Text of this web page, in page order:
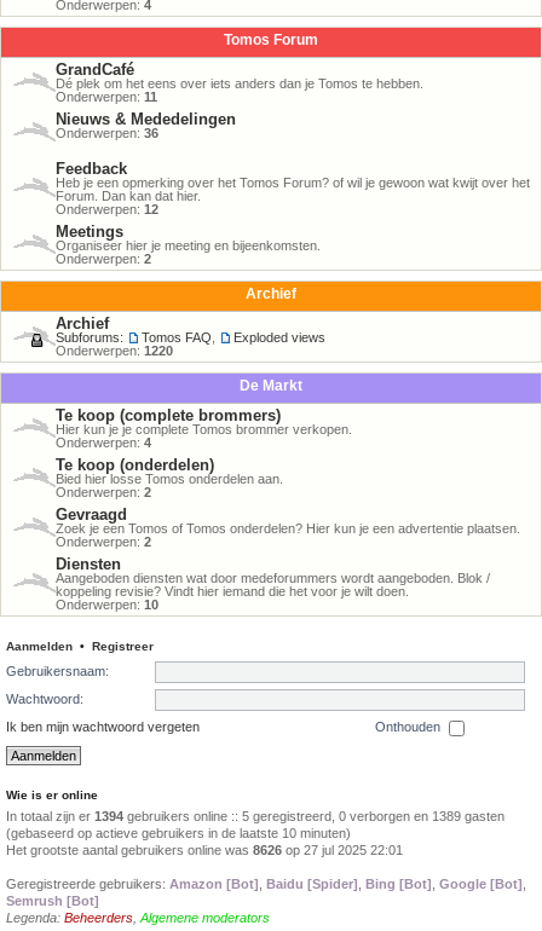
Onderwerpen: 4
Tomos Forum
GrandCafé
Dé plek om het eens over iets anders dan je Tomos te hebben.
Onderwerpen: 11
Nieuws & Mededelingen
Onderwerpen: 36
Feedback
Heb je een opmerking over het Tomos Forum? of wil je gewoon wat kwijt over het
Forum. Dan kan dat hier.
Onderwerpen: 12
Meetings
Organiseer hier je meeting en bijeenkomsten.
Onderwerpen: 2
Archief
Archief
Subforums: Tomos FAQ
Exploded views
Onderwerpen: 1220
De Markt
Te koop (complete brommers)
Hier kun je je complete Tomos brommer verkopen.
Onderwerpen: 4
Te koop (onderdelen)
Bied hier losse Tomos onderdelen aan.
Onderwerpen: 2
Gevraagd
Zoek je een Tomos of Tomos onderdelen? Hier kun je een advertentie plaatsen.
Onderwerpen: 2
Diensten
Aangeboden diensten wat door medeforummers wordt aangeboden. Blok /
koppeling revisie? Vindt hier iemand die het voor je wilt doen.
Onderwerpen: 10
Aanmelden • Registreer
Gebruikersnaam:
Wachtwoord:
Ik ben mijn wachtwoord vergeten
Onthouden
Wie is er online
In totaal zijn er 1394 gebruikers online :: 5 geregistreerd, 0 verborgen en 1389 gasten
(gebaseerd op actieve gebruikers in de laatste 10 minuten)
Het grootste aantal gebruikers online was 8626 op 27 jul 2025 22:01
Geregistreerde gebruikers: Amazon [Bot] Baidu [Spider] Bing [Bot] Google [Bot]
Semrush [Bot]
Legenda: Beheerders Algemene moderators